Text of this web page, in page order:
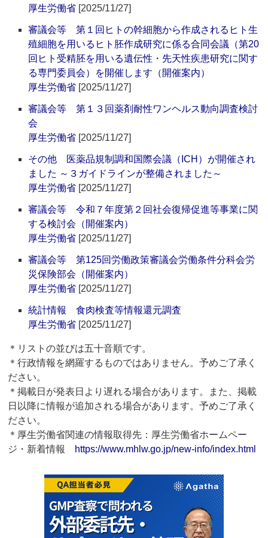
厚生労働省 [2025/11/27]
審議会等 第１回ヒトの幹細胞から作成されるヒト生
殖細胞を用いるヒト胚作成研究に係る合同会議（第20
回ヒト受精胚を用いる遺伝性・先天性疾患研究に関す
る専門委員会）を開催します（開催案内）
厚生労働省 [2025/11/27]
審議会等 第１３回薬剤耐性ワンヘルス動向調査検討
会
厚生労働省 [2025/11/27]
その他 医薬品規制調和国際会議（ICH）が開催され
ました ～３ガイドラインが整備されました～
厚生労働省 [2025/11/27]
審議会等 令和７年度第２回社会復帰促進等事業に関
する検討会（開催案内）
厚生労働省 [2025/11/27]
審議会等 第125回労働政策審議会労働条件分科会労
災保険部会（開催案内）
厚生労働省 [2025/11/27]
統計情報 食肉検査等情報還元調査
厚生労働省 [2025/11/27]
＊リストの並びは五十音順です。
＊行政情報を網羅するものではありません。予めご了承く
ださい。
＊掲載日が発表日より遅れる場合があります。また、掲載
日以降に情報が追加される場合があります。予めご了承く
ださい。
＊厚生労働省関連の情報取得先：厚生労働省ホームペー
ジ・新着情報 https://www.mhlw.go.jp/new-info/index.html